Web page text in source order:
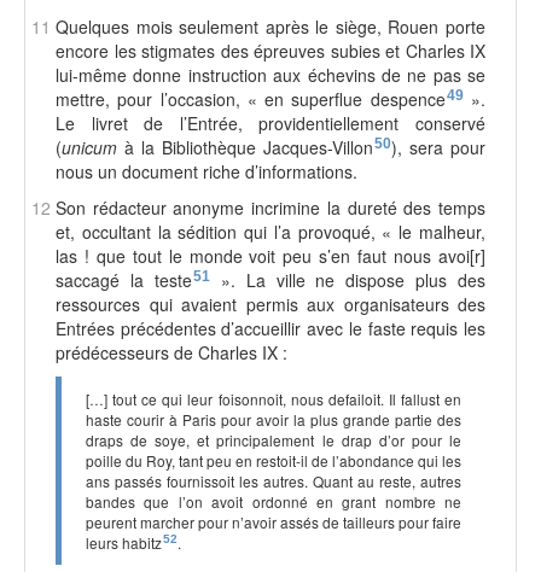
11 Quelques mois seulement après le siège, Rouen porte
encore les stigmates des épreuves subies et Charles IX
lui-même donne instruction aux échevins de ne pas se
mettre, pour l’occasion, « en superflue despence49».
Le livret de l’Entrée, providentiellement conservé
(unicum à la Bibliothèque Jacques-Villon50), sera pour
nous un document riche d’informations.
12 Son rédacteur anonyme incrimine la dureté des temps
et, occultant la sédition qui l’a provoqué, « le malheur,
las ! que tout le monde voit peu s’en faut nous avoi[r]
saccagé la teste51». La ville ne dispose plus des
ressources qui avaient permis aux organisateurs des
Entrées précédentes d’accueillir avec le faste requis les
prédécesseurs de Charles IX :
[…] tout ce qui leur foisonnoit, nous defailoit. Il fallust en
haste courir à Paris pour avoir la plus grande partie des
draps de soye, et principalement le drap d’or pour le
poille du Roy, tant peu en restoit-il de l’abondance qui les
ans passés fournissoit les autres. Quant au reste, autres
bandes que l’on avoit ordonné en grant nombre ne
peurent marcher pour n’avoir assés de tailleurs pour faire
leurs habitz52.